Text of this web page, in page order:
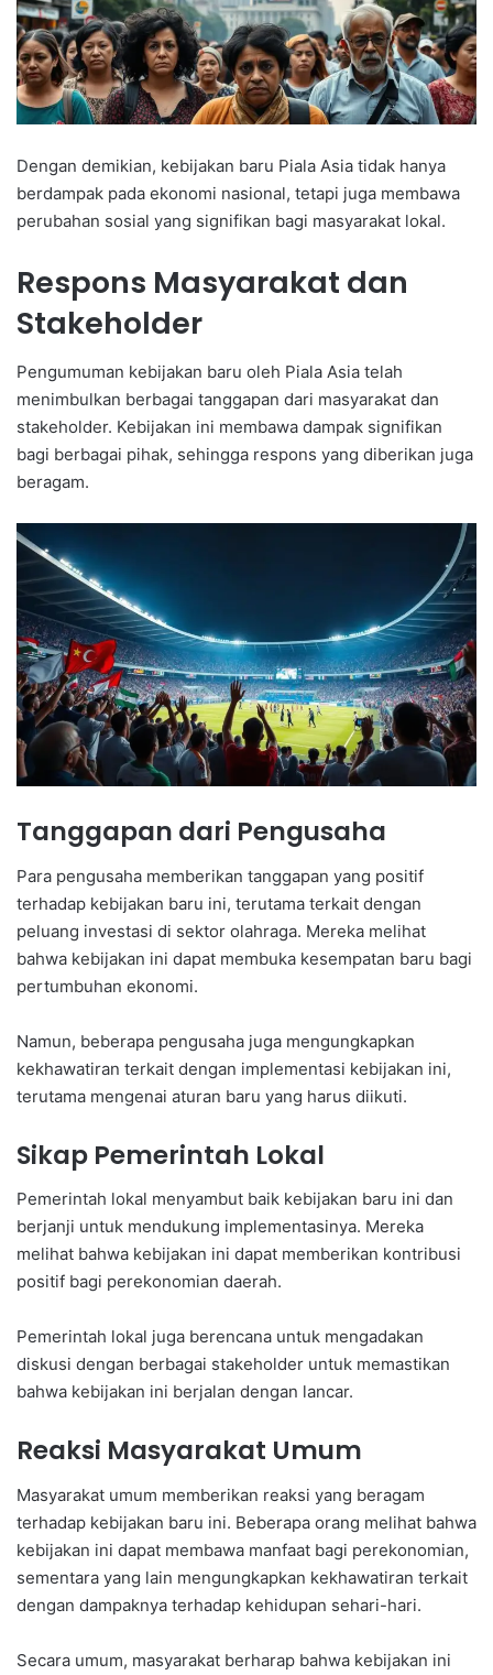
Dengan demikian, kebijakan baru Piala Asia tidak hanya
berdampak pada ekonomi nasional, tetapi juga membawa
perubahan sosial yang signifikan bagi masyarakat lokal.
Respons Masyarakat dan
Stakeholder
Pengumuman kebijakan baru oleh Piala Asia telah
menimbulkan berbagai tanggapan dari masyarakat dan
stakeholder. Kebijakan ini membawa dampak signifikan
bagi berbagai pihak, sehingga respons yang diberikan juga
beragam.
Tanggapan dari Pengusaha
Para pengusaha memberikan tanggapan yang positif
terhadap kebijakan baru ini, terutama terkait dengan
peluang investasi di sektor olahraga. Mereka melihat
bahwa kebijakan ini dapat membuka kesempatan baru bagi
pertumbuhan ekonomi.
Namun, beberapa pengusaha juga mengungkapkan
kekhawatiran terkait dengan implementasi kebijakan ini,
terutama mengenai aturan baru yang harus diikuti.
Sikap Pemerintah Lokal
Pemerintah lokal menyambut baik kebijakan baru ini dan
berjanji untuk mendukung implementasinya. Mereka
melihat bahwa kebijakan ini dapat memberikan kontribusi
positif bagi perekonomian daerah.
Pemerintah lokal juga berencana untuk mengadakan
diskusi dengan berbagai stakeholder untuk memastikan
bahwa kebijakan ini berjalan dengan lancar.
Reaksi Masyarakat Umum
Masyarakat umum memberikan reaksi yang beragam
terhadap kebijakan baru ini. Beberapa orang melihat bahwa
kebijakan ini dapat membawa manfaat bagi perekonomian,
sementara yang lain mengungkapkan kekhawatiran terkait
dengan dampaknya terhadap kehidupan sehari-hari.
Secara umum, masyarakat berharap bahwa kebijakan ini